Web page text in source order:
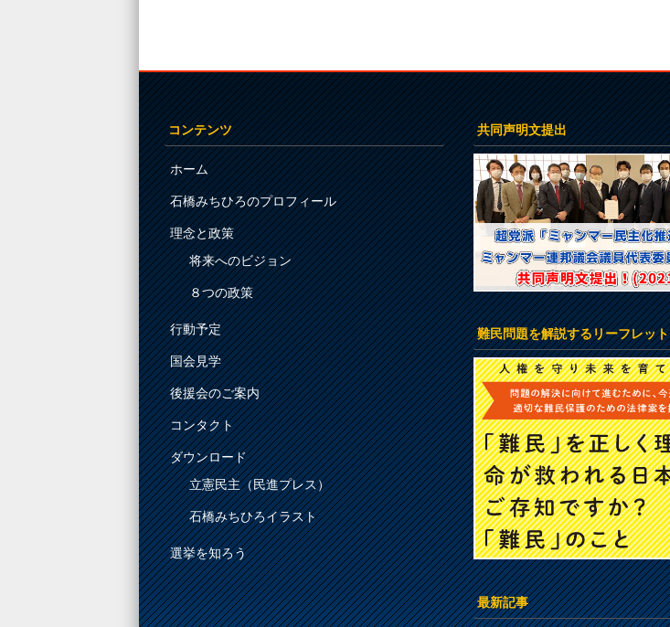
コンテンツ
ホーム
石橋みちひろのプロフィール
理念と政策
将来へのビジョン
８つの政策
行動予定
国会見学
後援会のご案内
コンタクト
ダウンロード
立憲民主（民進プレス）
石橋みちひろイラスト
選挙を知ろう
共同声明文提出
難民問題を解説するリーフレット
最新記事